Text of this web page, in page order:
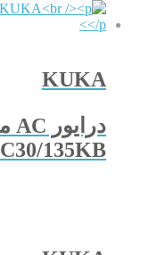
KUKA
درایور AC مدل
135KB